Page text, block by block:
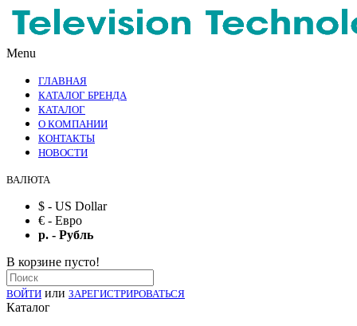
Menu
ГЛАВНАЯ
КАТАЛОГ БРЕНДА
КАТАЛОГ
О КОМПАНИИ
КОНТАКТЫ
НОВОСТИ
ВАЛЮТА
$ - US Dollar
€ - Евро
р. - Рубль
В корзине пусто!
ВОЙТИ или ЗАРЕГИСТРИРОВАТЬСЯ
Каталог